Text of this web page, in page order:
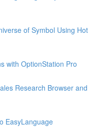
of Symbol Using Hot
with OptionStation Pro
Research Browser and
EasyLanguage